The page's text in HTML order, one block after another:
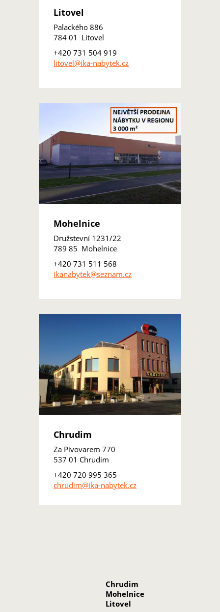
Litovel
Palackého 886
784 01 Litovel
+420 731 504 919
litovel@ika-nabytek.cz
Mohelnice
Družstevní 1231/22
789 85 Mohelnice
+420 731 511 568
ikanabytek@seznam.cz
Chrudim
Za Pivovarem 770
537 01 Chrudim
+420 720 995 365
chrudim@ika-nabytek.cz
Chrudim
Mohelnice
Litovel